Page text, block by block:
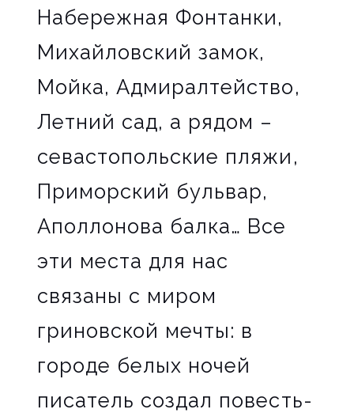
Набережная Фонтанки,
Михайловский замок,
Мойка, Адмиралтейство,
Летний сад, а рядом –
севастопольские пляжи,
Приморский бульвар,
Аполлонова балка… Все
эти места для нас
связаны с миром
гриновской мечты: в
городе белых ночей
писатель создал повесть-